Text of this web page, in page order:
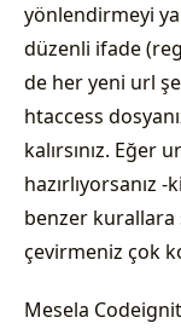
yönlendirmeyi
düzenli ifade
de her yeni url
htaccess
kalırsınız. Eğer
hazırlıyorsanız
benzer kurallara
çevirmeniz çok
Mesela